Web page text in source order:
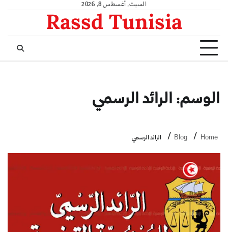
السبت, أغسطس 8, 2026
Rassd Tunisia
الوسم: الرائد الرسمي
Home
Blog الرائد الرسمي